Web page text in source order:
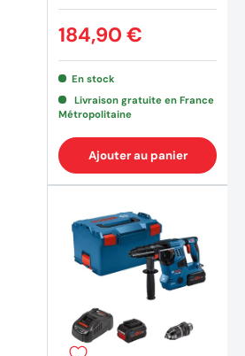
(20
184,90 €
En stock
Livraison gratuite en France
Métropolitaine
Ajouter au panier